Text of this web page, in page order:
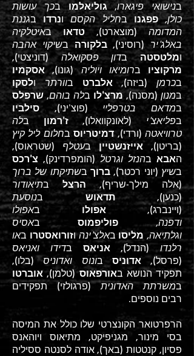
בנישואי פיגארו,גוליאלמובכך עושות
כולן, פפגנובחליל הקסםונרדובגננת
המדומה(מוצארט), טדאובאיטלקיה
באלג'יר(רוסיני),בלקורהבשיקוי אהבה
ומלטסטהבדון פסקואלה(דוניצטי),
מרקוציו ברומיאו ויוליה(גונו),אסקמיו
בכרמן (ביזה),אלברט בוורתרולסקו
במנון (מסנה),מרצ'לו בלה בוהם, שרפלס
במדאם בטרפליי (פוצ'יני),סילביו
בפליאצ'י (לאונקוואלו),ז'רמוןבלה
טרוויאטה(ורדי),דמיטריוסבחלום ליל קיץ
(בריטן), אייזנשטיין בעטלף (שטראוס),
האבא בהנזל וגרטל (הומפרדינק), צ'רכס
בשיץ (יוני רכטר), ברוך בשתיקתו של ברוך
(אלה מילך-שריף), הרצלבתיאודור
(כנען),תדאוש בנוסעת
(ויינברג),אפולובאפולו
ודפנה, פוליפמוס באסיס
וגלתיאה, מליסו באלצ'ינהוזורואסטרו באו
רלנדו(הנדל),אניאס בדידו ואניאס
(פרסל),אדוניס בונוס ואדוניס(בלו),
תפקיד הנושא באורפאוס(טלמן),אוברטו
במשרתת האדונית(פרגולזי) תפקידים
רבים נוספים.
הרפרטואר הקונצרטי שלו כולל את המיסה
בסי מינור, מגניפיקט, מתיאוס ויוהאנס
פסיון, קנטטות (באך), אודה לסנטה ססיליה